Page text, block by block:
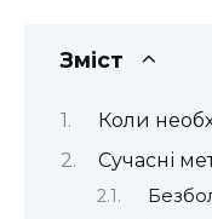
Зміст
Коли
Сучасні